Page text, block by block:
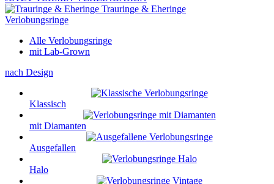
Trauringe & Eheringe
Verlobungsringe
Alle Verlobungsringe
mit Lab-Grown
nach Design
Klassisch
mit Diamanten
Ausgefallen
Halo